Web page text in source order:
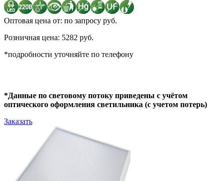
Оптовая цена от: по запросу руб.
Розничная цена: 5282 руб.
*подробности уточняйте по телефону
*Данные по световому потоку приведены с учётом
оптического оформления светильника (с учетом потерь)
Заказать